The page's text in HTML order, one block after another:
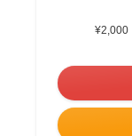
¥2,000